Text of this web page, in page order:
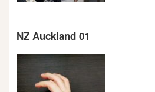
NZ Auckland 01